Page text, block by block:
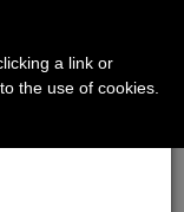
el
a link or
the use of cookies.